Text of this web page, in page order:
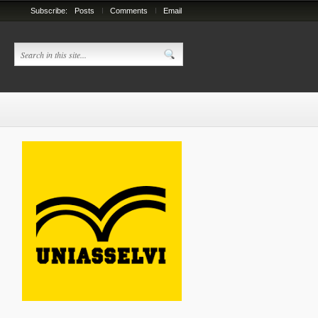
Subscribe: Posts Comments Email